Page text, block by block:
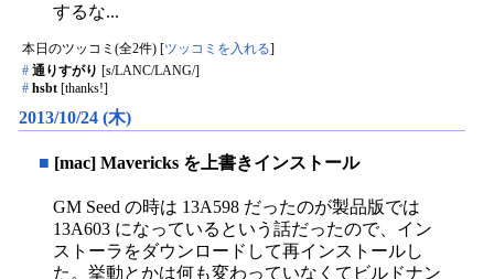
するな...
本日のツッコミ(全2件) [ツッコミを入れる]
# 通りすがり [s/LANC/LANG/]
# hsbt [thanks!]
2013/10/24 (木)
■ [mac] Mavericks を上書きインストール
GM Seed の時は 13A598 だったのが製品版では
13A603 になっているという話だったので、イン
ストーラをダウンロードして再インストールし
た。挙動とかは何も変わっていなくてビルドナン